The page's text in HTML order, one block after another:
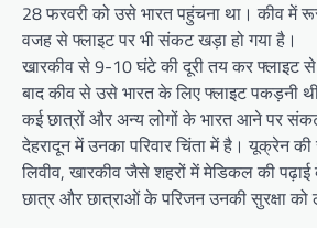
28 फरवरी को उसे भारत पहुंचना था। कीव में
वजह से फ्लाइट पर भी संकट खड़ा हो गया है।
खारकीव से 9-10 घंटे की दूरी तय कर फ्लाइट
बाद कीव से उसे भारत के लिए फ्लाइट पकड़नी
कई छात्रों और अन्य लोगों के भारत आने पर
देहरादून में उनका परिवार चिंता में है। यूक्रेन
लिवीव, खारकीव जैसे शहरों में मेडिकल की
छात्र और छात्राओं के परिजन उनकी सुरक्षा को